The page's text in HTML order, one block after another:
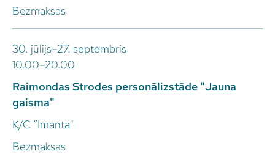
Bezmaksas
30. jūlijs–27. septembris
10.00–20.00
Raimondas Strodes personālizstāde "Jauna
gaisma"
K/C “Imanta"
Bezmaksas